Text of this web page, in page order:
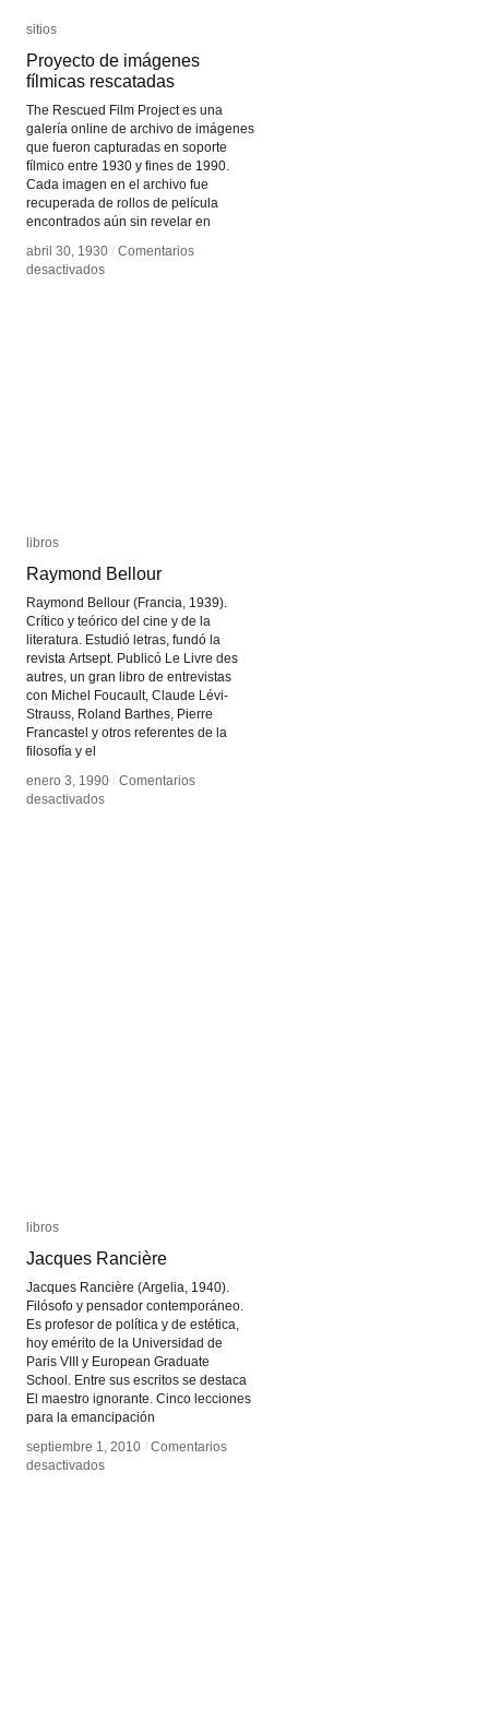
sitios
Proyecto de imágenes
fílmicas rescatadas
The Rescued Film Project es una
galería online de archivo de imágenes
que fueron capturadas en soporte
fílmico entre 1930 y fines de 1990.
Cada imagen en el archivo fue
recuperada de rollos de película
encontrados aún sin revelar en
abril 30, 1930 / Comentarios
desactivadosen
sitios
Proyecto de imágenes
fílmicas rescatadas
abril 30, 1930 / Comentarios
desactivadosen
libros
Raymond Bellour
Raymond Bellour (Francia, 1939).
Crítico y teórico del cine y de la
literatura. Estudió letras, fundó la
revista Artsept. Publicó Le Livre des
autres, un gran libro de entrevistas
con Michel Foucault, Claude Lévi-
Strauss, Roland Barthes, Pierre
Francastel y otros referentes de la
filosofía y el
enero 3, 1990 / Comentarios
desactivadosen
libros
Raymond Bellour
enero 3, 1990 / Comentarios
desactivadosen
libros
Jacques Rancière
Jacques Rancière (Argelia, 1940).
Filósofo y pensador contemporáneo.
Es profesor de política y de estética,
hoy emérito de la Universidad de
Paris VIII y European Graduate
School. Entre sus escritos se destaca
El maestro ignorante. Cinco lecciones
para la emancipación
septiembre 1, 2010 / Comentarios
desactivadosen
libros
Jacques Rancière
septiembre 1, 2010 / Comentarios
desactivadosen